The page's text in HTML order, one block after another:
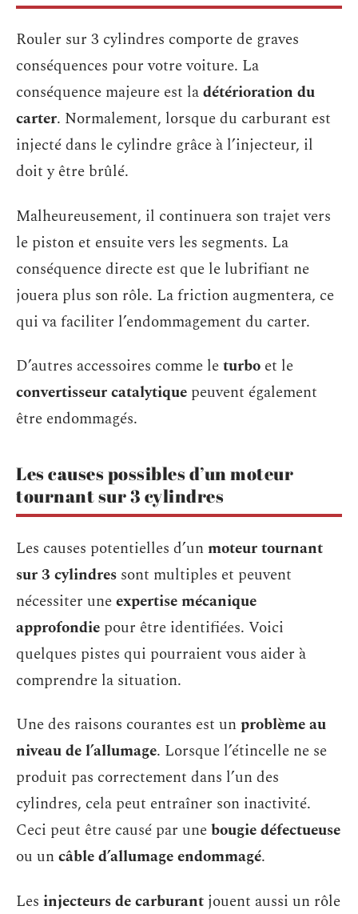
Rouler sur 3 cylindres comporte de graves
conséquences pour votre voiture. La
conséquence majeure est ladétérioration du
carter. Normalement, lorsque du carburant est
injecté dans le cylindre grâce à l’injecteur, il
doit y être brûlé.
Malheureusement, il continuera son trajet vers
le piston et ensuite vers les segments. La
conséquence directe est que le lubrifiant ne
jouera plus son rôle. La friction augmentera, ce
qui va faciliter l’endommagement du carter.
D’autres accessoires comme leturbo et le
convertisseur catalytique peuvent également
être endommagés.
Les causes possibles d’un moteur
tournant sur 3 cylindres
Les causes potentielles d’unmoteur tournant
sur 3 cylindres sont multiples et peuvent
nécessiter uneexpertise mécanique
approfondie pour être identifiées. Voici
quelques pistes qui pourraient vous aider à
comprendre la situation.
Une des raisons courantes est unproblème au
niveau de l’allumage. Lorsque l’étincelle ne se
produit pas correctement dans l’un des
cylindres, cela peut entraîner son inactivité.
Ceci peut être causé par unebougie défectueuse
ou uncâble d’allumage endommagé.
Les injecteurs de carburant jouent aussi un rôle